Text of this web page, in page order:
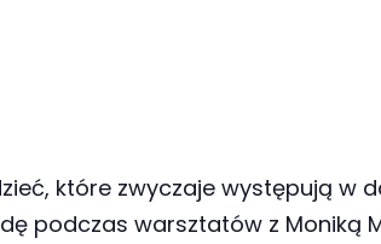
które zwyczaje występują w
podczas warsztatów z Moniką